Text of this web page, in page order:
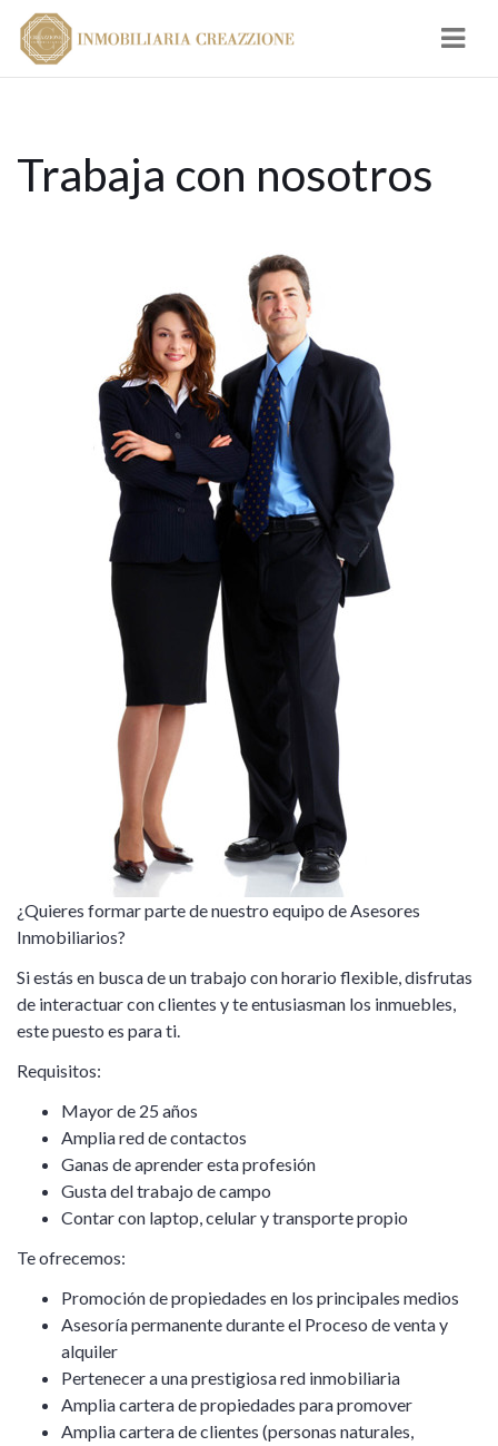
Trabaja con nosotros
¿Quieres formar parte de nuestro equipo de Asesores
Inmobiliarios?
Si estás en busca de un trabajo con horario flexible, disfrutas
de interactuar con clientes y te entusiasman los inmuebles,
este puesto es para ti.
Requisitos:
Mayor de 25 años
Amplia red de contactos
Ganas de aprender esta profesión
Gusta del trabajo de campo
Contar con laptop, celular y transporte propio
Te ofrecemos:
Promoción de propiedades en los principales medios
Asesoría permanente durante el Proceso de venta y
alquiler
Pertenecer a una prestigiosa red inmobiliaria
Amplia cartera de propiedades para promover
Amplia cartera de clientes (personas naturales,